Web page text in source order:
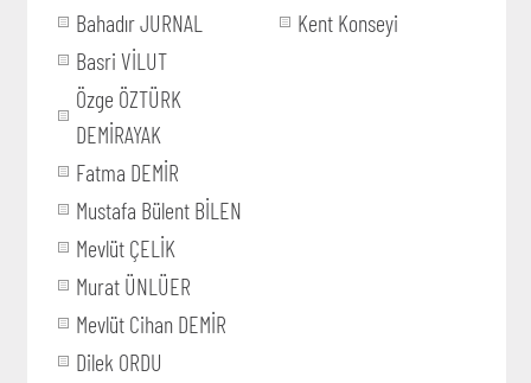
Bahadır JURNAL
Basri VİLUT
Özge ÖZTÜRK
DEMİRAYAK
Fatma DEMİR
Mustafa Bülent BİLEN
Mevlüt ÇELİK
Murat ÜNLÜER
Mevlüt Cihan DEMİR
Dilek ORDU
Kent Konseyi